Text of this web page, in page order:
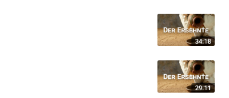
34:18
29:11